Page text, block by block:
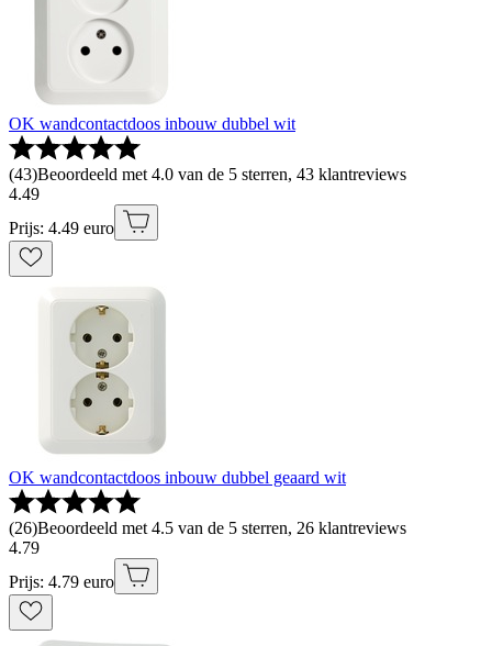
OK wandcontactdoos inbouw dubbel wit
(43)Beoordeeld met 4.0 van de 5 sterren, 43 klantreviews
4.49
Prijs: 4.49 euro
OK wandcontactdoos inbouw dubbel geaard wit
(26)Beoordeeld met 4.5 van de 5 sterren, 26 klantreviews
4.79
Prijs: 4.79 euro